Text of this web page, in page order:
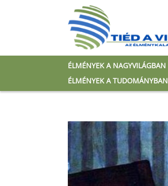
ÉLMÉNYEK A NAGYVILÁGBAN
ÉLMÉNYEK A TUDOMÁNYBAN